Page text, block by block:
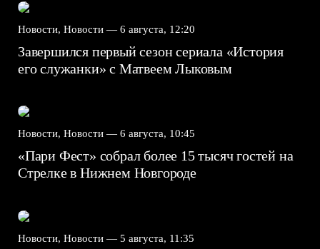
Новости, Новости — 6 августа, 12:20
Завершился первый сезон сериала «История
его служанки» с Матвеем Лыковым
Новости, Новости — 6 августа, 10:45
«Пари Фест» собрал более 15 тысяч гостей на
Стрелке в Нижнем Новгороде
Новости, Новости — 5 августа, 11:35